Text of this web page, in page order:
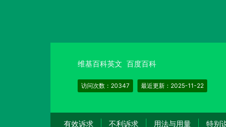
维基百科英文 百度百科
访问次数：20347 最近更新：2025-11-22
有效诉求 不利诉求 用法与用量 特别